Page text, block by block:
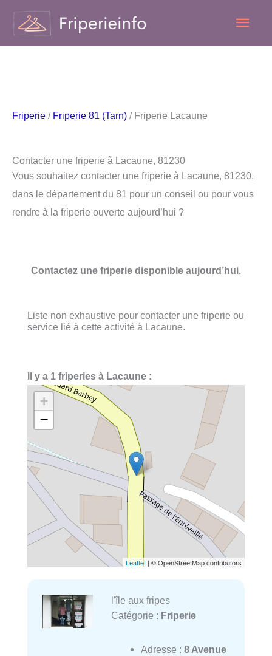
contenu
Friperie / Friperie 81 (Tarn) / Friperie Lacaune
Contacter une friperie à Lacaune, 81230
Vous souhaitez contacter une friperie à Lacaune, 81230,
dans le département du 81 pour un conseil ou pour vous
rendre à la friperie ouverte aujourd’hui ?
Contactez une friperie disponible aujourd’hui.
Liste non exhaustive pour contacter une friperie ou
service lié à cette activité à Lacaune.
Il y a 1 friperies à Lacaune :
+
−
Leaflet | © OpenStreetMap contributors
l'île aux fripes
Catégorie : Friperie
Adresse : 8 Avenue